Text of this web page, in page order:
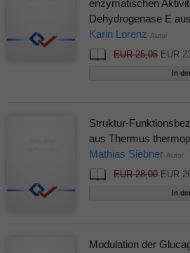
enzymatischen
Dehydrogenase E
Karin Lorenz Autor
EUR 25,05EUR
Struktur-
aus Thermus
Mathias Siebner Autor
EUR 28,00EUR
Modulation der